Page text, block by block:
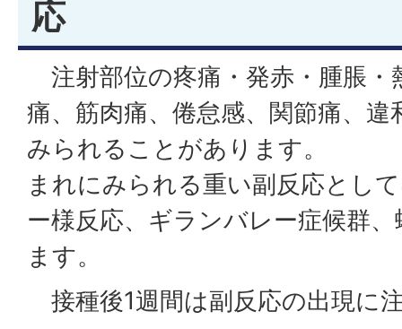
応
注射部位の疼痛・発赤・腫脹・
痛、筋肉痛、倦怠感、関節痛、違
みられることがあります。
まれにみられる重い副反応とし
ー様反応、ギランバレー症候群
ます。
接種後1週間は副反応の出現に